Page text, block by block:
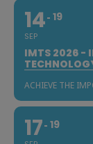
14
SEP
19
IMTS 2026 -
ACHIEVE THE
17 19